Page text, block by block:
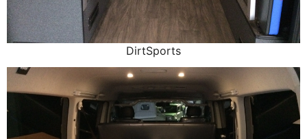
DirtSports